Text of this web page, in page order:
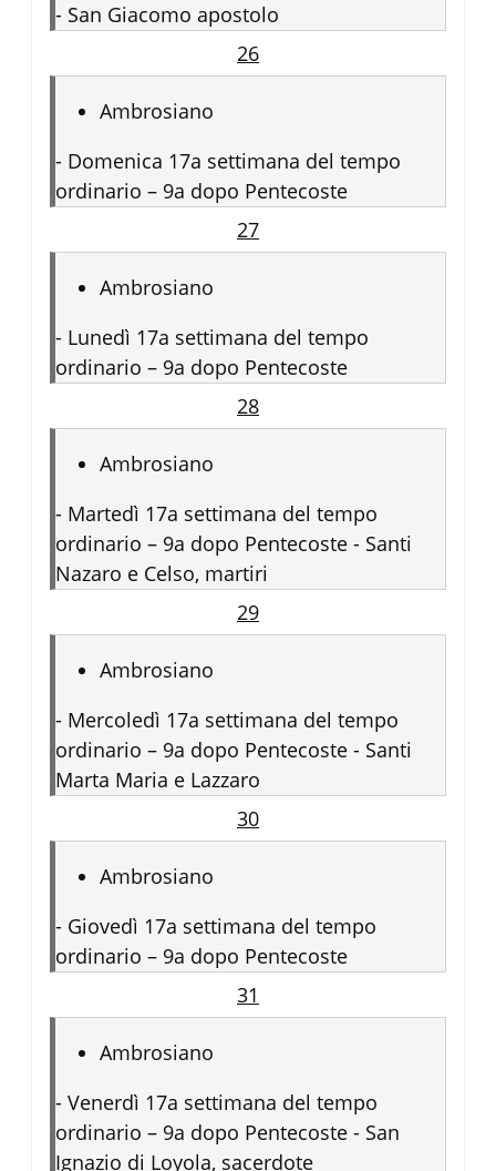
- San Giacomo apostolo
26
Ambrosiano
- Domenica 17a settimana del tempo
ordinario – 9a dopo Pentecoste
27
Ambrosiano
- Lunedì 17a settimana del tempo
ordinario – 9a dopo Pentecoste
28
Ambrosiano
- Martedì 17a settimana del tempo
ordinario – 9a dopo Pentecoste - Santi
Nazaro e Celso, martiri
29
Ambrosiano
- Mercoledì 17a settimana del tempo
ordinario – 9a dopo Pentecoste - Santi
Marta Maria e Lazzaro
30
Ambrosiano
- Giovedì 17a settimana del tempo
ordinario – 9a dopo Pentecoste
31
Ambrosiano
- Venerdì 17a settimana del tempo
ordinario – 9a dopo Pentecoste - San
Ignazio di Loyola, sacerdote